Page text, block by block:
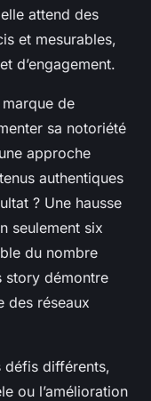
attend des
et mesurables,
d’engagement.
de
sa notoriété
approche
authentiques
? Une hausse
seulement six
du nombre
story démontre
des réseaux
défis différents,
ou l’amélioration